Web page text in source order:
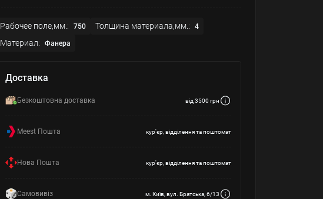
Рабочее поле,мм.: 750 Толщина материала,мм.: 4
Материал: Фанера
Доставка
Безкоштовна доставка від 3500 грн
Meest Пошта кур'єр, відділення та поштомат
Нова Пошта кур'єр, відділення та поштомат
Самовивіз м. Київ, вул. Братська, 6/13